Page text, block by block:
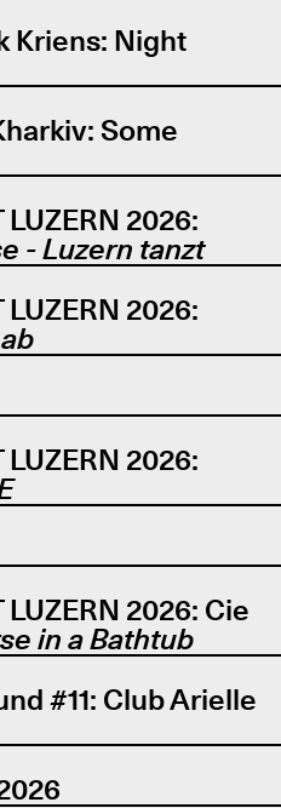
Kriens: Night
Some
LUZERN 2026:
- Luzern tanzt
LUZERN 2026:
LUZERN 2026:
LUZERN 2026: Cie
in a Bathtub
#11: Club Arielle